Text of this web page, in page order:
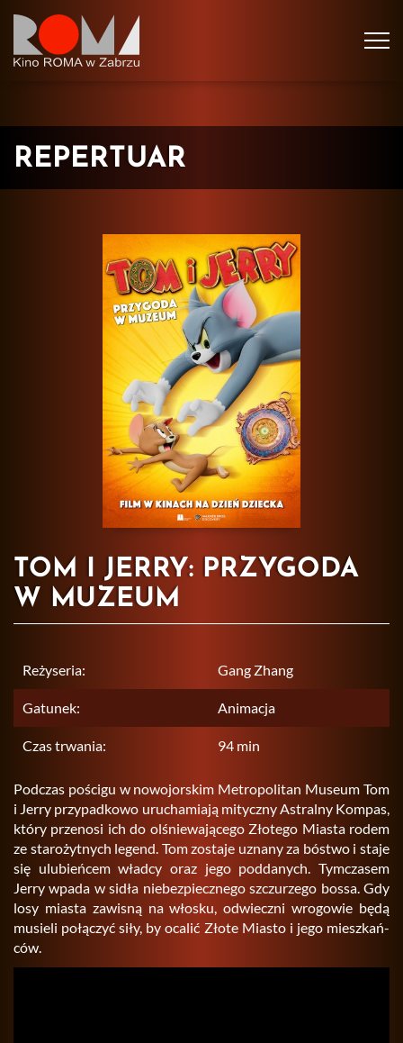
REPERTUAR
TOM I JERRY: PRZYGODA
W MUZEUM
Reżyseria: Gang Zhang
Gatunek: Animacja
Czas trwania: 94 min
Pod­czas po­ści­gu w no­wo­jor­skim Me­tro­po­li­tan Mu­seum Tom
i Jerry przy­pad­ko­wo uru­cha­mia­ją mi­tycz­ny Astral­ny Kom­pas,
który prze­no­si ich do olśnie­wa­ją­ce­go Zło­te­go Mia­sta rodem
ze sta­ro­żyt­nych le­gend. Tom zo­sta­je uzna­ny za bó­stwo i staje
się ulu­bień­cem wład­cy oraz jego pod­da­nych. Tym­cza­sem
Jerry wpada w sidła nie­bez­piecz­ne­go szczu­rze­go bossa. Gdy
losy mia­sta za­wi­sną na wło­sku, od­wiecz­ni wro­go­wie będą
mu­sie­li po­łą­czyć siły, by oca­lić Złote Mia­sto i jego miesz­kań­
ców.